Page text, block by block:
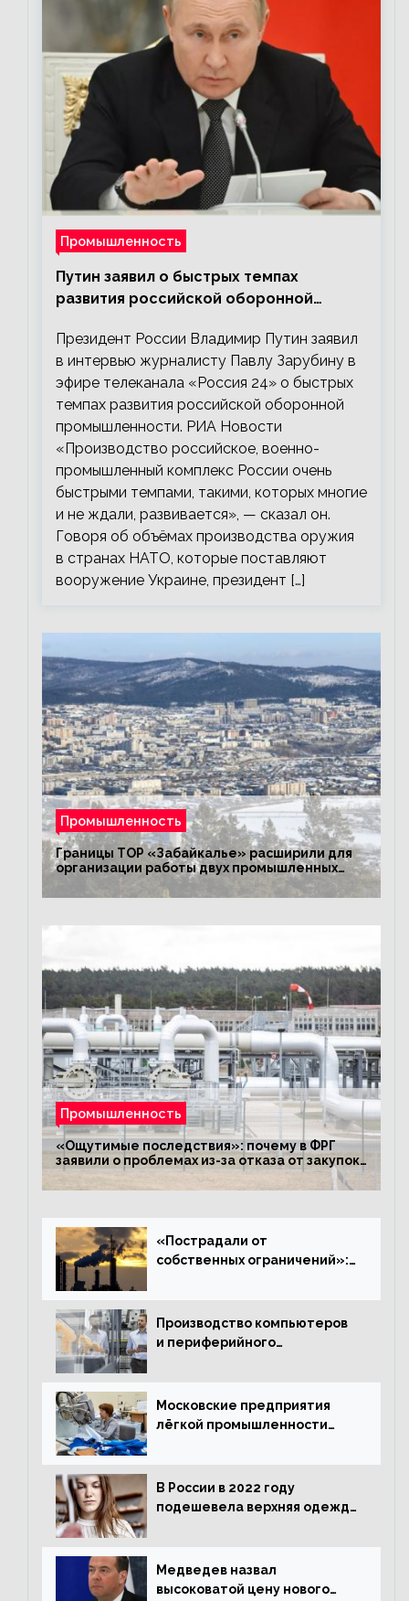
Промышленность
Путин заявил о быстрых темпах
развития российской оборонной
Президент России Владимир Путин заявил
в интервью журналисту Павлу Зарубину в
эфире телеканала «Россия 24» о быстрых
темпах развития российской оборонной
промышленности. РИА Новости
«Производство российское, военно-
промышленный комплекс России очень
быстрыми темпами, такими, которых многие
и не ждали, развивается», — сказал он.
Говоря об объёмах производства оружия
в странах НАТО, которые поставляют
вооружение Украине, президент […]
Промышленность
Границы ТОР «Забайкалье» расширили для
организации работы двух промышленных
предприятий
Промышленность
«Ощутимые последствия»: почему в ФРГ
заявили о проблемах из-за отказа от закупок
российского газа
«Пострадали от
собственных ограничений»:
промышленности
Производство компьютеров
и периферийного
Московские предприятия
лёгкой промышленности
В России в 2022 году
подешевела верхняя одежда
Медведев назвал
высоковатой цену нового